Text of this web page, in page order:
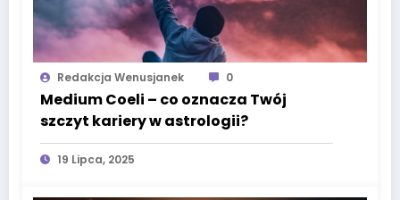
Redakcja Wenusjanek 0
Medium Coeli – co oznacza Twój
szczyt kariery w astrologii?
19 Lipca, 2025